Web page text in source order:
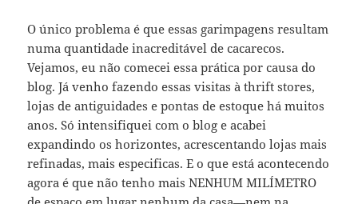
O único problema é que essas garimpagens resultam
numa quantidade inacreditável de cacarecos.
Vejamos, eu não comecei essa prática por causa do
blog. Já venho fazendo essas visitas à thrift stores,
lojas de antiguidades e pontas de estoque há muitos
anos. Só intensifiquei com o blog e acabei
expandindo os horizontes, acrescentando lojas mais
refinadas, mais especificas. E o que está acontecendo
agora é que não tenho mais NENHUM MILÍMETRO